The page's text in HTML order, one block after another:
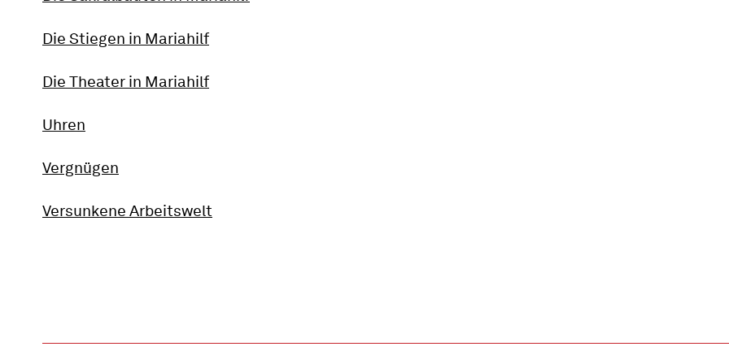
Die Stiegen in Mariahilf
Die Theater in Mariahilf
Uhren
Vergnügen
Versunkene Arbeitswelt